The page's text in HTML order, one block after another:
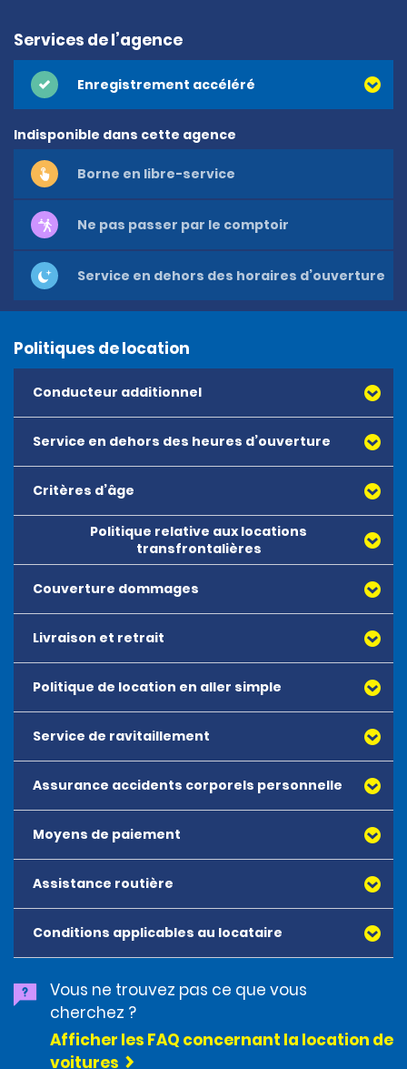
Services de l’agence
Enregistrement accéléré
Indisponible dans cette agence
Borne en libre-service
Ne pas passer par le comptoir
Service en dehors des horaires d’ouverture
Politiques de location
Conducteur additionnel
Service en dehors des heures d’ouverture
Critères d’âge
Politique relative aux locations
transfrontalières
Couverture dommages
Livraison et retrait
reservations@enterprise.com.jo
Politique de location en aller simple
Service de ravitaillement
Assurance accidents corporels personnelle
Moyens de paiement
Assistance routière
Une assistance routière est fournie par le centre de
service interne local. L’assistance routière est
indiqué sur l’autocollant du pare-brise du véhicule de
location ou dans la fiche d’état du véhicule. Les
services d’assistance routière sont gratuits.
L’assistance routière comprend l’assistance
Conditions applicables au locataire
Vous ne trouvez pas ce que vous
cherchez ?
Afficher les FAQ concernant la location de
voitures